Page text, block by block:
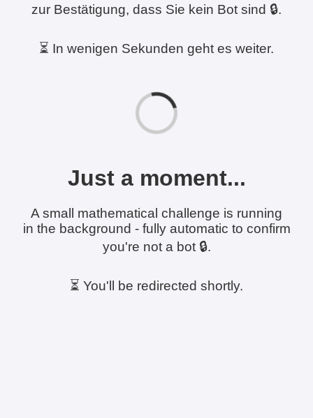
zur Bestätigung, dass Sie kein Bot sind 🔒.
⏳ In wenigen Sekunden geht es weiter.
Just a moment...
A small mathematical challenge is running
in the background - fully automatic to confirm
you're not a bot 🔒.
⏳ You'll be redirected shortly.